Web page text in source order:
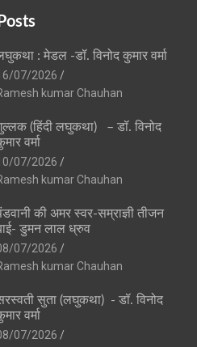
: मेडल -डॉ. विनोद कुमार वर्मा
07/2026
kumar Chauhan
(हिंदी लघुकथा) – डॉ. विनोद
वर्मा
07/2026
kumar Chauhan
की अमर स्वर-सम्राज्ञी तीजन
डुमन लाल ध्रुव
07/2026
kumar Chauhan
सुता (लघुकथा) ​- डॉ. विनोद
वर्मा
07/2026